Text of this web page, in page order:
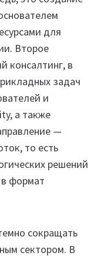
для
Второе
консалтинг, в
задач
и
а также
—
то есть
решений
формат
сокращать
сектором. В